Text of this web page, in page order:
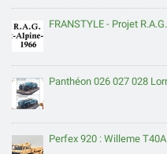
FRANSTYLE - Projet
Panthéon 026 027 028
Perfex 920 : Willeme